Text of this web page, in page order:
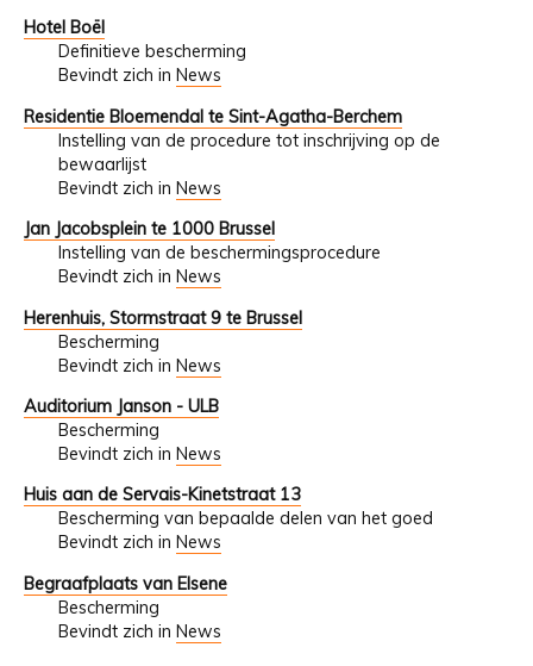
Hotel Boël
Definitieve bescherming
Bevindt zich in News
Residentie Bloemendal te Sint-Agatha-Berchem
Instelling van de procedure tot inschrijving op de
bewaarlijst
Bevindt zich in News
Jan Jacobsplein te 1000 Brussel
Instelling van de beschermingsprocedure
Bevindt zich in News
Herenhuis, Stormstraat 9 te Brussel
Bescherming
Bevindt zich in News
Auditorium Janson - ULB
Bescherming
Bevindt zich in News
Huis aan de Servais-Kinetstraat 13
Bescherming van bepaalde delen van het goed
Bevindt zich in News
Begraafplaats van Elsene
Bescherming
Bevindt zich in News